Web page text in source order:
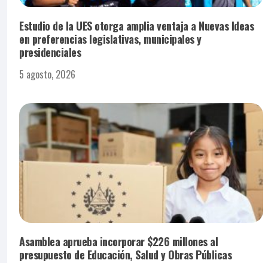
Estudio de la UES otorga amplia ventaja a Nuevas Ideas
en preferencias legislativas, municipales y
presidenciales
5 agosto, 2026
Asamblea aprueba incorporar $226 millones al
presupuesto de Educación, Salud y Obras Públicas